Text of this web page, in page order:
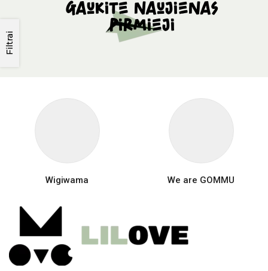
Filtrai
Gaukite naujienas
pirmieji
Wigiwama We are GOMMU